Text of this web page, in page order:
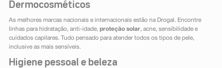
Dermocosméticos
As melhores marcas nacionais e internacionais estão na Drogal. Encontre
linhas para hidratação, anti-idade, proteção solar, acne, sensibilidade e
cuidados capilares. Tudo pensado para atender todos os tipos de pele,
inclusive as mais sensíveis.
Higiene pessoal e beleza